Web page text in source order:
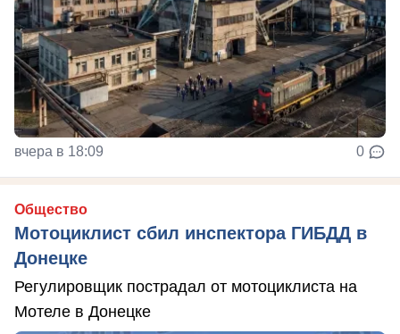
вчера в 18:09 0
Общество
Мотоциклист сбил инспектора ГИБДД в
Донецке
Регулировщик пострадал от мотоциклиста на
Мотеле в Донецке